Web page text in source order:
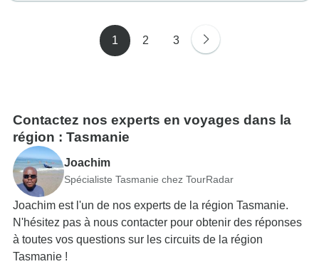
1 2 3
Contactez nos experts en voyages dans la
région : Tasmanie
Joachim
Spécialiste Tasmanie chez TourRadar
Joachim est l'un de nos experts de la région Tasmanie.
N'hésitez pas à nous contacter pour obtenir des réponses
à toutes vos questions sur les circuits de la région
Tasmanie !